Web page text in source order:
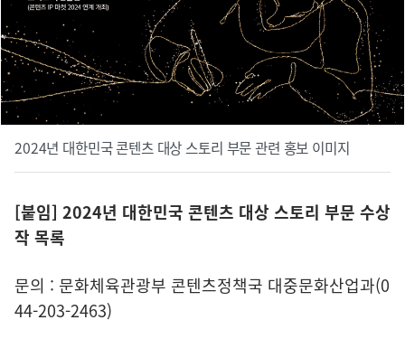
2024년 대한민국 콘텐츠 대상 스토리 부문 관련 홍보 이미지
[붙임] 2024년 대한민국 콘텐츠 대상 스토리 부문 수상
작 목록
문의 : 문화체육관광부 콘텐츠정책국 대중문화산업과(0
44-203-2463)